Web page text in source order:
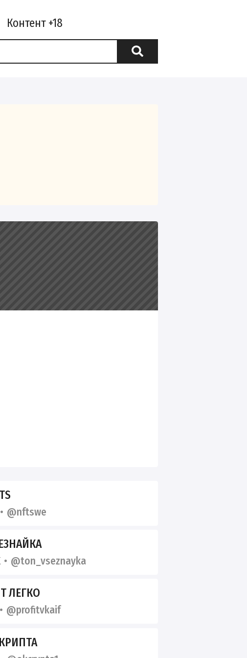
@nftswe
@ton_vseznayka
ЛЕГКО
@profitvkaif